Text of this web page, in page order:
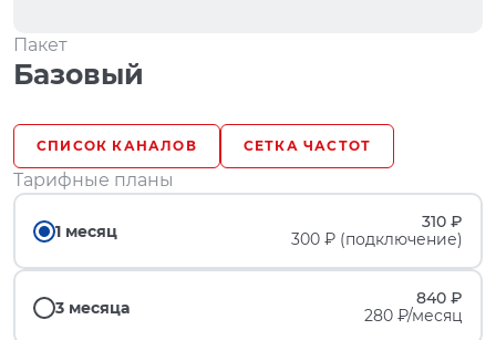
Пакет
Базовый
СПИСОК КАНАЛОВ СЕТКА ЧАСТОТ
Тарифные планы
1 месяц
310 ₽
300 ₽ (подключение)
3 месяца
840 ₽
280 ₽/месяц